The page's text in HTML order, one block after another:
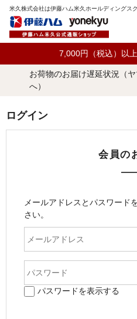
米久株式会社は伊藤ハム米久ホールディングス
7,000円（税込）以
お荷物のお届け遅延状況（
へ）
ログイン
会員の
メールアドレスとパスワード
さい。
パスワードを表示する